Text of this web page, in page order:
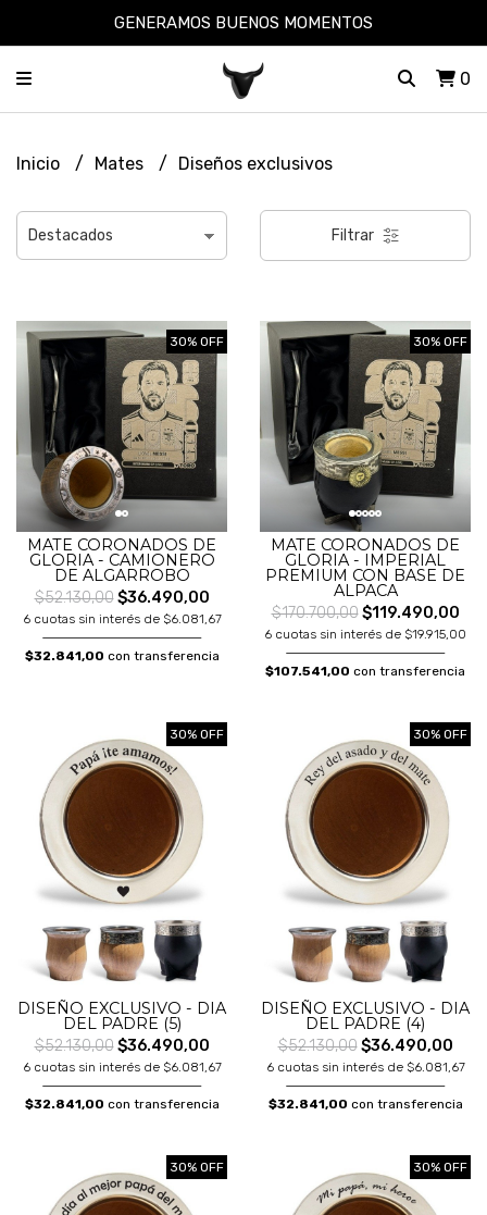
GENERAMOS BUENOS MOMENTOS
0
Inicio Mates Diseños exclusivos
Filtrar
30% OFF
MATE CORONADOS DE
GLORIA - CAMIONERO
DE ALGARROBO
$52.130,00$36.490,00
6 cuotas sin interés de $6.081,67
$32.841,00 con transferencia
30% OFF
MATE CORONADOS DE
GLORIA - IMPERIAL
PREMIUM CON BASE DE
ALPACA
$170.700,00$119.490,00
6 cuotas sin interés de $19.915,00
$107.541,00 con transferencia
30% OFF
DISEÑO EXCLUSIVO - DIA
DEL PADRE (5)
$52.130,00$36.490,00
6 cuotas sin interés de $6.081,67
$32.841,00 con transferencia
30% OFF
DISEÑO EXCLUSIVO - DIA
DEL PADRE (4)
$52.130,00$36.490,00
6 cuotas sin interés de $6.081,67
$32.841,00 con transferencia
30% OFF 30% OFF